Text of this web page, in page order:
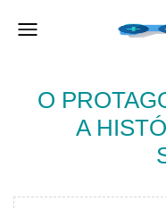
O
A